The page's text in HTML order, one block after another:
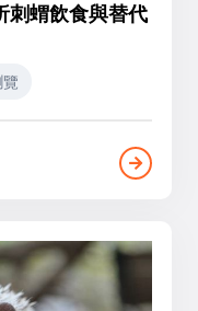
刺蝟飲食與替代